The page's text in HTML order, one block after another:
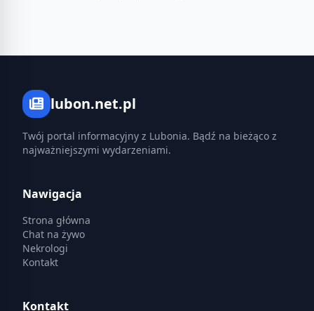
lubon.net.pl
Twój portal informacyjny z Lubonia. Bądź na bieżąco z
najważniejszymi wydarzeniami.
Nawigacja
Strona główna
Chat na żywo
Nekrologi
Kontakt
Kontakt